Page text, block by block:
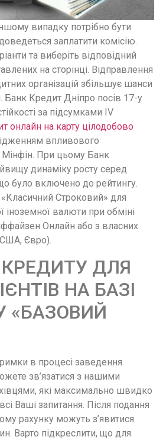
випадку потрібно бути
заплатити комісію.
та виберіть відповідний
на сторінці. Відправлення
організацій збільшує шанси
Банк Кредит Дніпро посів 17-у
за підсумками IV
онлайн на карту цілодобово
впливового
Мінфін. При цьому Банк
динаміку росту серед
було включено до рейтингу.
Строковий» для
іноземної валюти при обміні
Онлайн або з власних
Євро).
ДЛЯ
НА БАЗІ
«БАЗОВИЙ
в процесі заведення
зв’язатися з нашими
які максимально швидко
Ваші запитання. Після подання
рахунку можуть з’явитися
Варто підкреслити, що для